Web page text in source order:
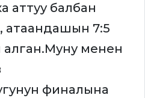
аттуу балбан
атаандашын 7:5
менен
финалына